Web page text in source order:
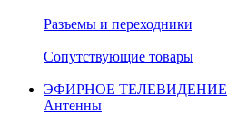
Разъемы и переходники
Сопутствующие товары
ЭФИРНОЕ ТЕЛЕВИДЕНИЕ
Антенны